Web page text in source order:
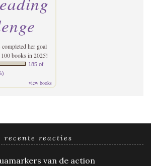
completed her goal
books in 2025!
185 of
view books
recente reacties
van de action